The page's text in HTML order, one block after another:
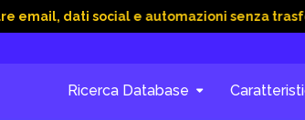
social e automazioni senza trasformare
Ricerca Database